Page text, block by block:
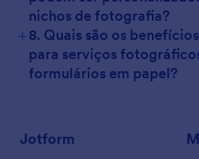
nichos de fotografia?
+8. Quais são os
para serviços
formulários em papel?
Jotform